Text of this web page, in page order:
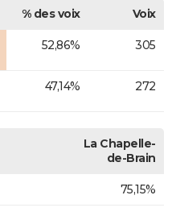
% des voix
Voix
52,86% 305
47,14% 272
La Chapelle-
de-Brain
75,15%